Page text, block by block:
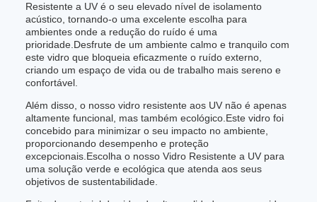
Resistente a UV é o seu elevado nível de isolamento
acústico, tornando-o uma excelente escolha para
ambientes onde a redução do ruído é uma
prioridade.Desfrute de um ambiente calmo e tranquilo com
este vidro que bloqueia eficazmente o ruído externo,
criando um espaço de vida ou de trabalho mais sereno e
confortável.
Além disso, o nosso vidro resistente aos UV não é apenas
altamente funcional, mas também ecológico.Este vidro foi
concebido para minimizar o seu impacto no ambiente,
proporcionando desempenho e proteção
excepcionais.Escolha o nosso Vidro Resistente a UV para
uma solução verde e ecológica que atenda aos seus
objetivos de sustentabilidade.